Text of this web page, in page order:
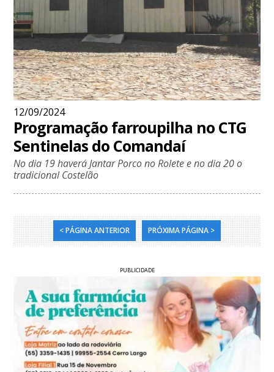
12/09/2024
Programação farroupilha no CTG
Sentinelas do Comandaí
No dia 19 haverá Jantar Porco no Rolete e no dia 20 o
tradicional Costelão
< PÁGINA ANTERIOR PRÓXIMA PÁGINA >
PUBLICIDADE